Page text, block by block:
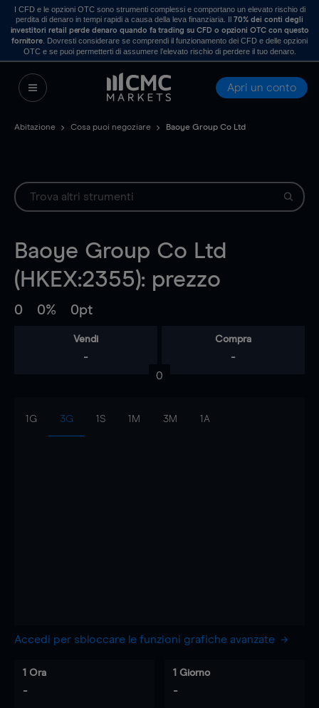
I CFD e le opzioni OTC sono strumenti complessi e comportano un elevato rischio di
perdita di denaro in tempi rapidi a causa della leva finanziaria. Il70% dei conti degli
investitori retail perde denaro quando fa trading su CFD o opzioni OTC con questo
fornitore . Dovresti considerare se comprendi il funzionamento dei CFD e delle opzioni
OTC e se puoi permetterti di assumere l’elevato rischio di perdere il tuo denaro.
Apri un conto
Abitazione Cosa puoi negoziare Baoye Group Co Ltd
Baoye Group Co Ltd
(HKEX:2355): prezzo
0 0% 0pt
Vendi
-
Compra
-
0
1G 3G 1S 1M 3M 1A
Accedi per sbloccare le funzioni grafiche avanzate
1 Ora
-
1 Giorno
-